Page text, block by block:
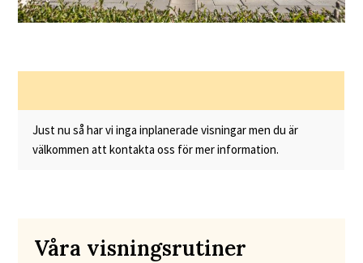
Just nu så har vi inga inplanerade visningar men du är
välkommen att kontakta oss för mer information.
Våra visningsrutiner